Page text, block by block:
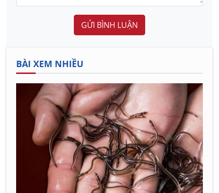
GỬI BÌNH LUẬN
BÀI XEM NHIỀU